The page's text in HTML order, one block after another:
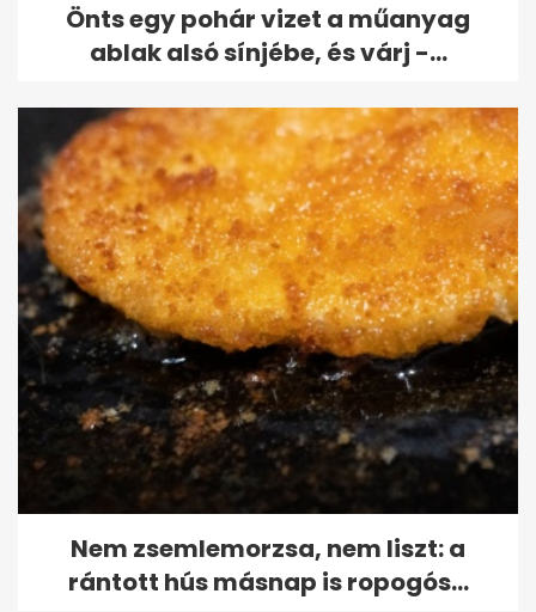
Önts egy pohár vizet a műanyag
ablak alsó sínjébe, és várj -...
Nem zsemlemorzsa, nem liszt: a
rántott hús másnap is ropogós...